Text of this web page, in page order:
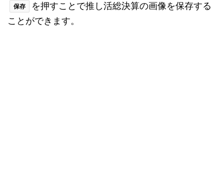
保存
を押すことで推し活総決算の画像を保存する
ことができます。